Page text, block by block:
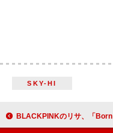
SKY-HI
BLACKPINKのリサ、「Born Again」でコラボするドージャ・キャットは“夢の”デュエット・パートナ